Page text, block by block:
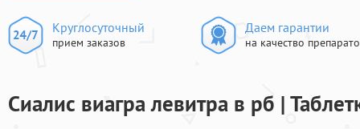
Круглосуточный
прием заказов
Даем гарантии
на качество
Сиалис виагра левитра в рб |